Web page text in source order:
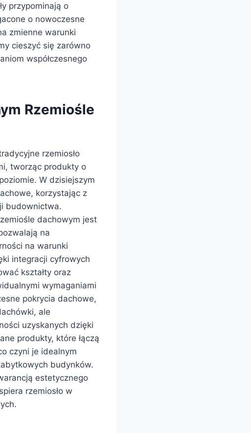
przypominają o
o nowoczesne
zmienne warunki
cieszyć się zarówno
współczesnego
Rzemiośle
rzemiosło
tworząc produkty o
W dzisiejszym
korzystając z
budownictwa.
dachowym jest
na
na warunki
integracji cyfrowych
kształty oraz
wymaganiami
pokrycia dachowe,
ale
uzyskanych dzięki
produkty, które łączą
czyni je idealnym
budynków.
estetycznego
rzemiosło w